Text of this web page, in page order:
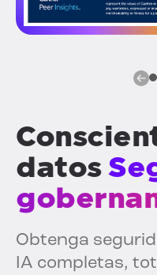
datos
Obtenga
IA completas,